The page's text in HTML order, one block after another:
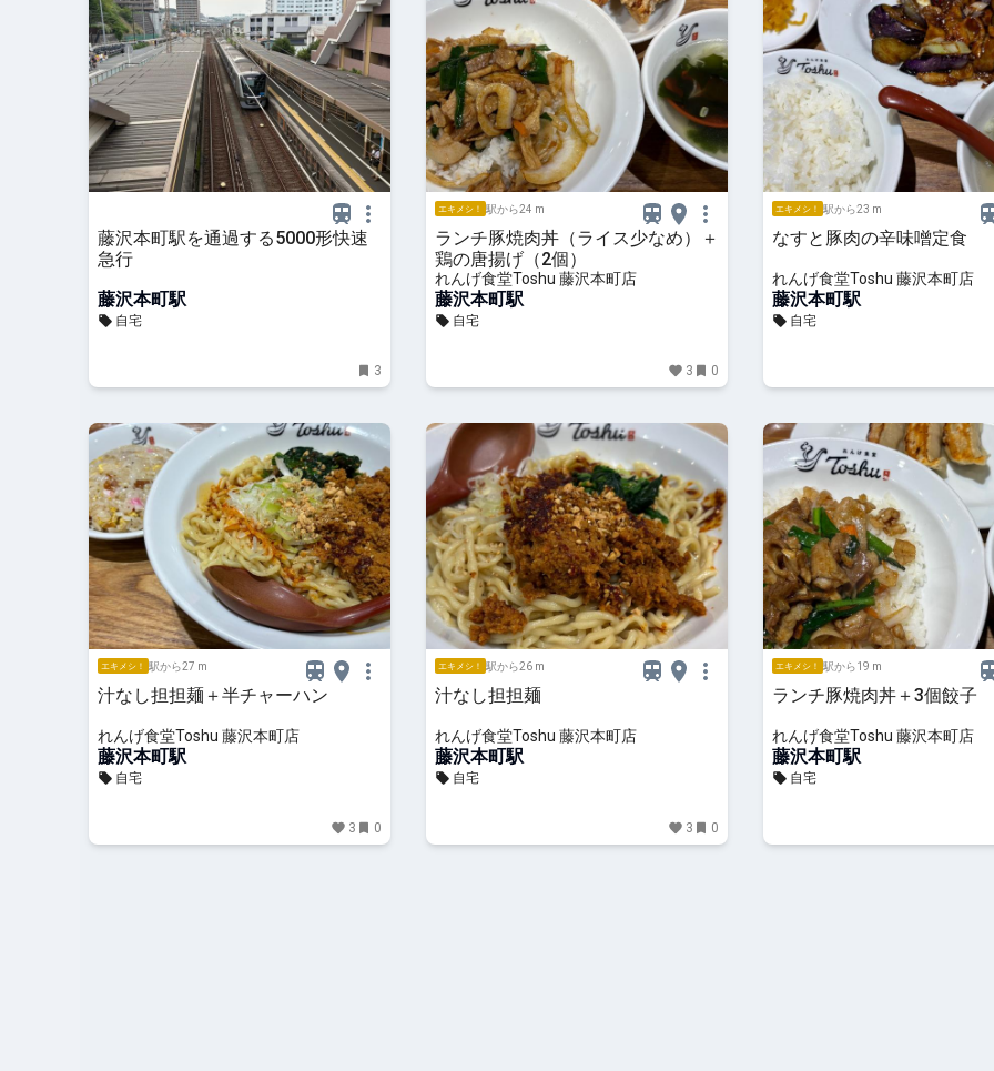
藤沢本町駅を通過する5000形快速
急行
藤沢本町駅
自宅
3
エキメシ！ 駅から24 m
ランチ豚焼肉丼（ライス少なめ）＋
鶏の唐揚げ（2個）
れんげ食堂Toshu 藤沢本町店
藤沢本町駅
自宅
3 0
エキメシ！ 駅から23 m
なすと豚肉の辛味噌定食
れんげ食堂Toshu 藤沢本町店
藤沢本町駅
自宅
エキメシ！ 駅から27 m
汁なし担担麺＋半チャーハン
れんげ食堂Toshu 藤沢本町店
藤沢本町駅
自宅
3 0
エキメシ！ 駅から26 m
汁なし担担麺
れんげ食堂Toshu 藤沢本町店
藤沢本町駅
自宅
3 0
エキメシ！ 駅から19 m
ランチ豚焼肉丼＋3個餃子
れんげ食堂Toshu 藤沢本町店
藤沢本町駅
自宅